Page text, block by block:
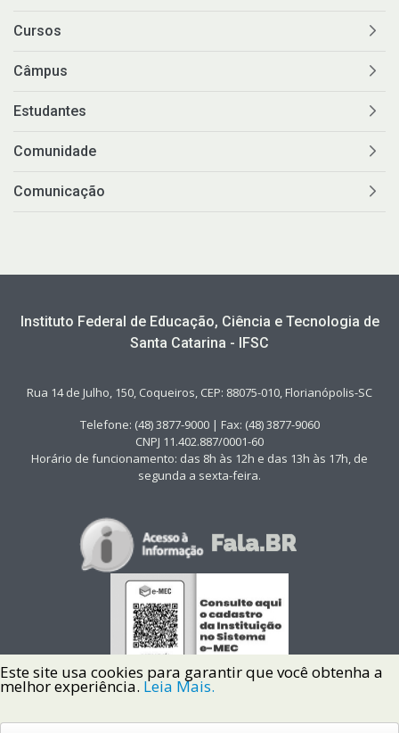
Cursos
Câmpus
Estudantes
Comunidade
Comunicação
Instituto Federal de Educação, Ciência e Tecnologia de
Santa Catarina - IFSC
Rua 14 de Julho, 150, Coqueiros, CEP: 88075-010, Florianópolis-SC
Telefone: (48) 3877-9000 | Fax: (48) 3877-9060
CNPJ 11.402.887/0001-60
Horário de funcionamento: das 8h às 12h e das 13h às 17h, de
segunda a sexta-feira.
Este site usa cookies para garantir que você obtenha a
melhor experiência. Leia Mais.